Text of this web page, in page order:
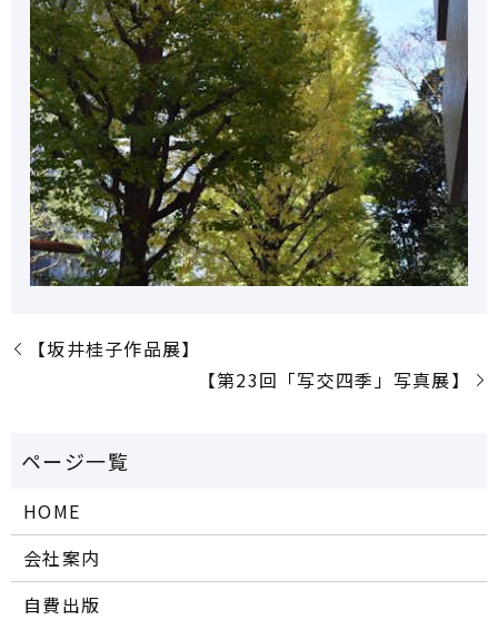
【坂井桂子作品展】
【第23回「写交四季」写真展】
HOME
会社案内
自費出版